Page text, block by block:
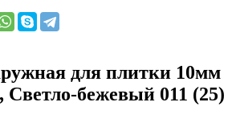
для плитки 10мм
бежевый 011 (25)